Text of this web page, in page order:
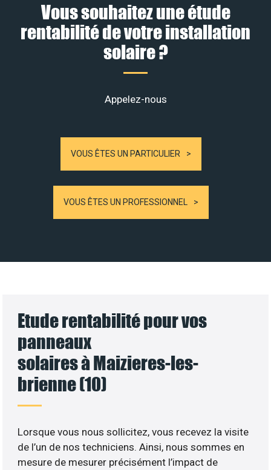
Vous souhaitez une étude
rentabilité de votre installation
solaire ?
Appelez-nous
VOUS ÊTES UN PARTICULIER
VOUS ÊTES UN PROFESSIONNEL
Etude rentabilité pour vos
panneaux
solaires à Maizieres-les-
brienne (10)
Lorsque vous nous sollicitez, vous recevez la visite
de l’un de nos techniciens. Ainsi, nous sommes en
mesure de mesurer précisément l’impact de